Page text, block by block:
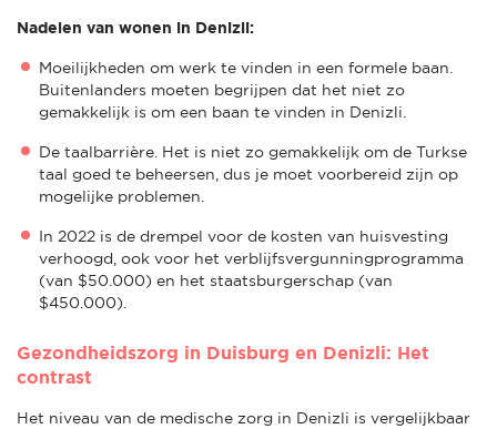
Nadelen van wonen in Denizli:
Moeilijkheden om werk te vinden in een formele baan.
Buitenlanders moeten begrijpen dat het niet zo
gemakkelijk is om een baan te vinden in Denizli.
De taalbarrière. Het is niet zo gemakkelijk om de Turkse
taal goed te beheersen, dus je moet voorbereid zijn op
mogelijke problemen.
In 2022 is de drempel voor de kosten van huisvesting
verhoogd, ook voor het verblijfsvergunningprogramma
(van $50.000) en het staatsburgerschap (van
$450.000).
Gezondheidszorg in Duisburg en Denizli: Het
contrast
Het niveau van de medische zorg in Denizli is vergelijkbaar